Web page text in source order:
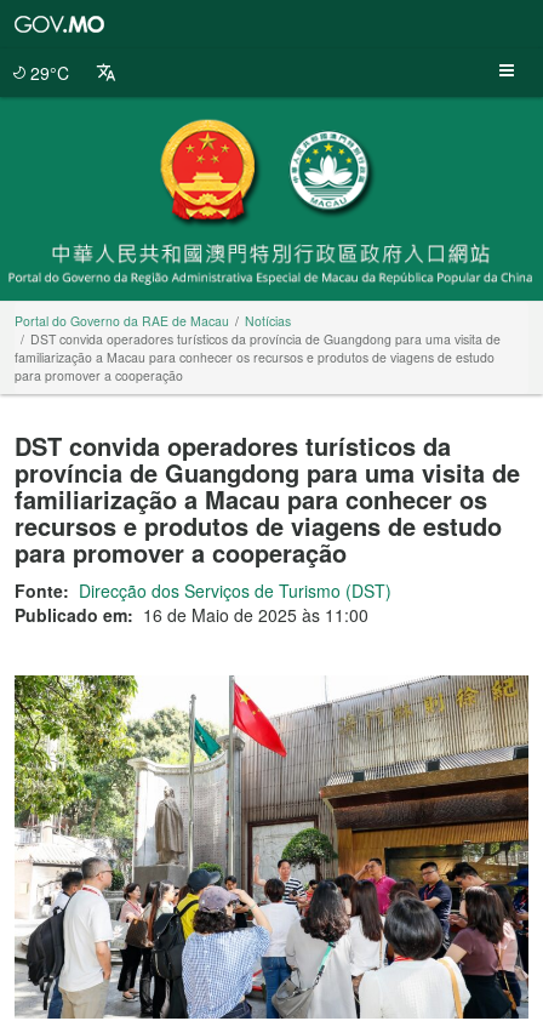
29°C
Portal do Governo da RAE de Macau
Notícias
DST convida operadores turísticos da província de Guangdong para uma visita de
familiarização a Macau para conhecer os recursos e produtos de viagens de estudo
para promover a cooperação
DST convida operadores turísticos da
província de Guangdong para uma visita de
familiarização a Macau para conhecer os
recursos e produtos de viagens de estudo
para promover a cooperação
Fonte: Direcção dos Serviços de Turismo (DST)
Publicado em: 16 de Maio de 2025 às 11:00